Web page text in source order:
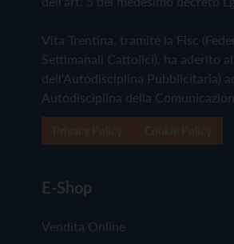
Vita Trentina, tramite la Fisc
Settimanali Cattolici), ha aderito
dell'Autodisciplina Pubblicitaria)
Autodisciplina della
E-Shop
Vendita Online